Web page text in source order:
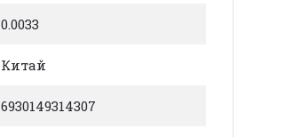
0.0033
Китай
6930149314307